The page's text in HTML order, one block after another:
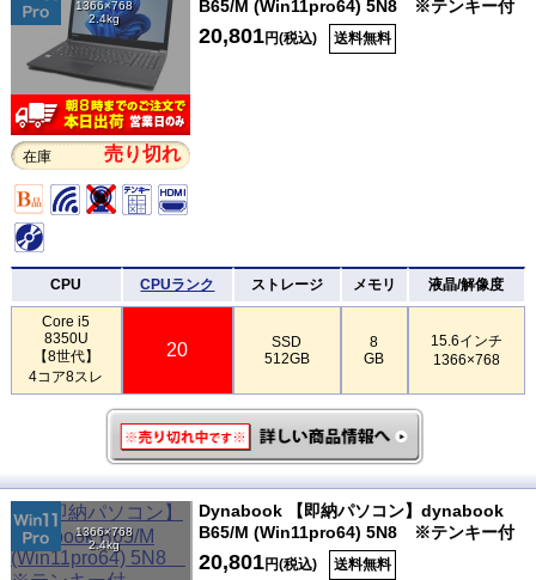
1366×768
2.4kg
在庫 売り切れ
B65/M (Win11pro64) 5N8 ※テンキー付
20,801円(税込) 送料無料
CPU CPUランク ストレージ メモリ 液晶/解像度
Core i5
8350U
【8世代】
4コア8スレ
20
SSD
512GB
8
GB
15.6インチ
1366×768
1366×768
2.4kg
Dynabook 【即納パソコン】dynabook
B65/M (Win11pro64) 5N8 ※テンキー付
20,801円(税込) 送料無料